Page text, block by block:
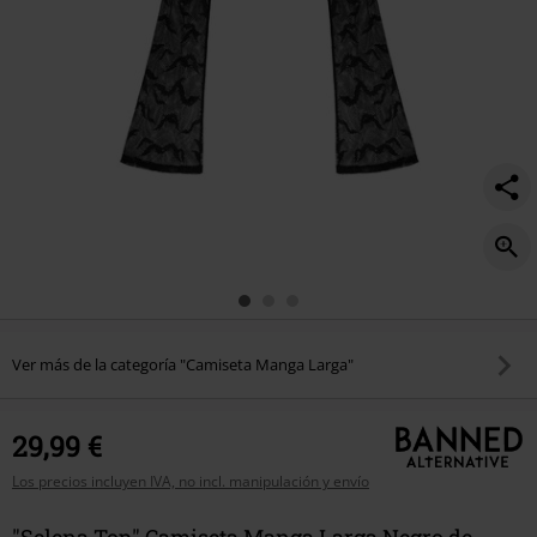
Ver más de la categoría "Camiseta Manga Larga"
29,99 €
Los precios incluyen IVA, no incl. manipulación y envío